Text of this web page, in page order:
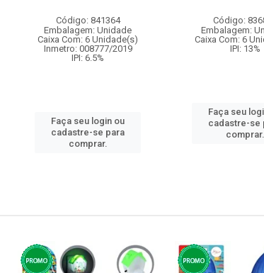
Código: 841364
Embalagem: Unidade
Caixa Com: 6 Unidade(s)
Inmetro: 008777/2019
IPI: 6.5%
Faça seu login ou
cadastre-se para
comprar.
Código:
Embalagem:
Caixa Com: 6
IPI: 13%
Faça seu
cadastre-se
comprar.